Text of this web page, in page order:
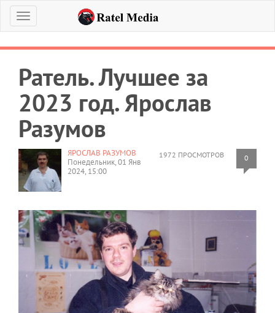
Меню
Ратель. Лучшее за
2023 год. Ярослав
Разумов
1972 ПРОСМОТРОВ 0
ЯРОСЛАВ РАЗУМОВ
Понедельник, 01 Янв
2024, 15:00